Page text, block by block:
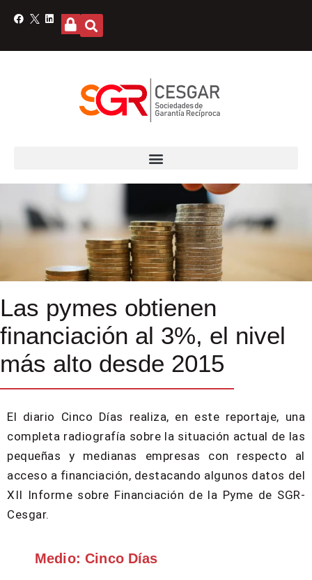
Las pymes obtienen
financiación al 3%, el nivel
más alto desde 2015
El diario Cinco Días realiza, en este reportaje, una
completa radiografía sobre la situación actual de las
pequeñas y medianas empresas con respecto al
acceso a financiación, destacando algunos datos del
XII Informe sobre Financiación de la Pyme de SGR-
Cesgar.
Medio: Cinco Días